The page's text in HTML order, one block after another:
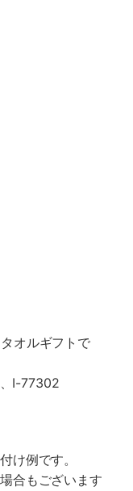
オルギフトで
I-77302
け例です。
合もございます